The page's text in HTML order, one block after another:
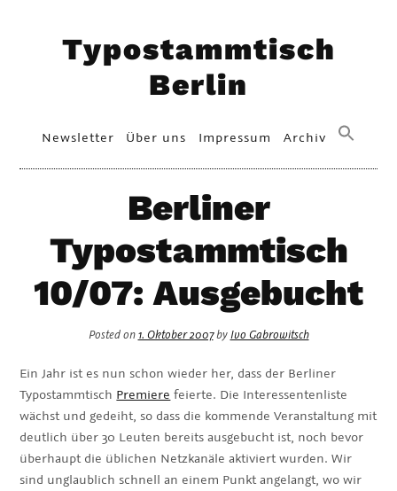
Typostammtisch
Berlin
Primary
Menu
Newsletter Über uns Impressum Archiv
Berliner
Typostammtisch
10/07: Ausgebucht
Posted on1. Oktober 2007byIvo Gabrowitsch
Ein Jahr ist es nun schon wieder her, dass der Berliner
Typostammtisch Premiere feierte. Die Interessentenliste
wächst und gedeiht, so dass die kommende Veranstaltung mit
deutlich über 30 Leuten bereits ausgebucht ist, noch bevor
überhaupt die üblichen Netzkanäle aktiviert wurden. Wir
sind unglaublich schnell an einem Punkt angelangt, wo wir